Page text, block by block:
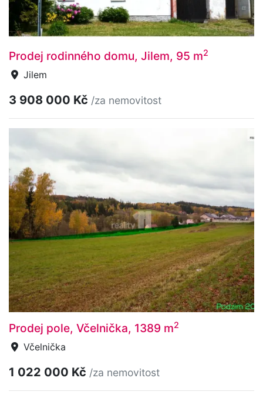
Prodej rodinného domu, Jilem, 95 m2
Jilem
3 908 000 Kč /za nemovitost
Prodej pole, Včelnička, 1389 m2
Včelnička
1 022 000 Kč /za nemovitost